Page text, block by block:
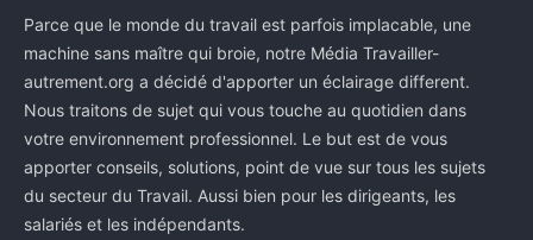
Parce que le monde du travail est parfois implacable, une
machine sans maître qui broie, notre Média Travailler-
autrement.org a décidé d'apporter un éclairage different.
Nous traitons de sujet qui vous touche au quotidien dans
votre environnement professionnel. Le but est de vous
apporter conseils, solutions, point de vue sur tous les sujets
du secteur du Travail. Aussi bien pour les dirigeants, les
salariés et les indépendants.